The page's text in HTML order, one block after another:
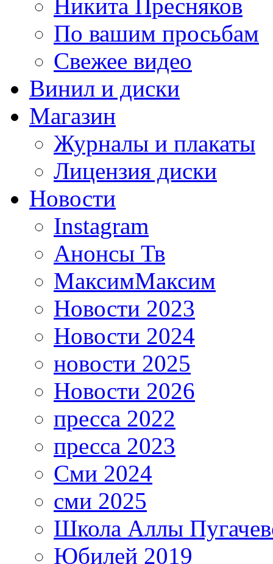
Никита Пресняков
По вашим просьбам
Свежее видео
Винил и диски
Магазин
Журналы и плакаты
Лицензия диски
Новости
Instagram
Анонсы Тв
МаксимМаксим
Новости 2023
Новости 2024
новости 2025
Новости 2026
пресса 2022
пресса 2023
Сми 2024
сми 2025
Школа Аллы
Юбилей 2019